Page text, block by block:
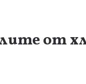
от